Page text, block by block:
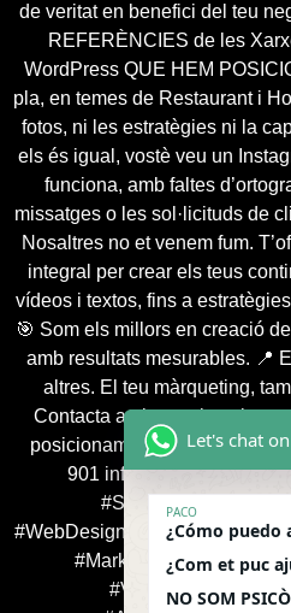
de veritat en benefici del teu
REFERÈNCIES de les
WordPress QUE HEM
pla, en temes de Restaurant i
fotos, ni les estratègies ni la
els és igual, vostè veu un
funciona, amb faltes
missatges o les sol·licituds de
Nosaltres no et venem fum.
integral per crear els teus
vídeos i textos, fins a
🎯 Som els millors en creació
amb resultats mesurables. 📍
altres. El teu màrqueting,
Contacta amb nosaltres i
posicionament digital: 📞 +376
901 info@app-shop.fr 🎯
#SeoProfessionals
#WebDesignAndorra
#MarketingDeContinguts
#VisibilidadOnline
Let's chat
PACO
¿Cómo puedo
¿Com et puc
NO SOM